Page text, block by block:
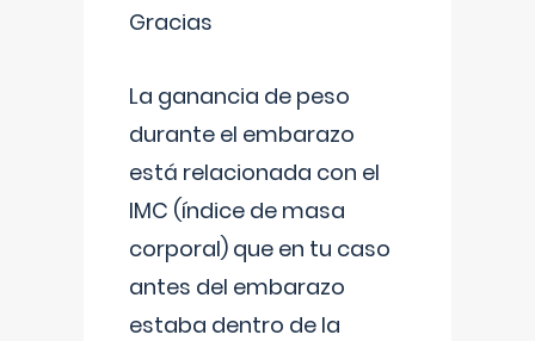
Gracias
La ganancia de peso
durante el embarazo
está relacionada con el
IMC (índice de masa
corporal) que en tu caso
antes del embarazo
estaba dentro de la